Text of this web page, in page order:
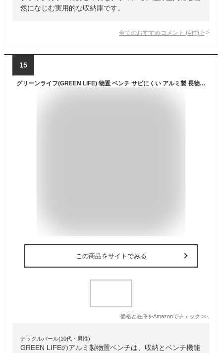
然になじむ実用的な収納庫です。
全てのおすすめコメント (4件) >
15
グリーンライフ(GREEN LIFE) 物置 ベンチ サビにくい アルミ製 長物収納 軽い 雨水侵入防止 アジャスター付き 収納部耐荷重50kg 座面耐荷重100kg (幅84×奥行36.5×高さ32cm) 屋外 収納庫 大容量 収納 ベランダ 倉庫 ストッカー 屋外収納 踏み台 ステップ ガーデン アウトドア ガーデン 庭 おしゃれ ブラウン AFS-84N
この商品をサイトでみる
価格と在庫をAmazonでチェック >>
ナックルバール(10代・男性)
GREEN LIFEのアルミ製物置ベンチは、収納とベンチ機能